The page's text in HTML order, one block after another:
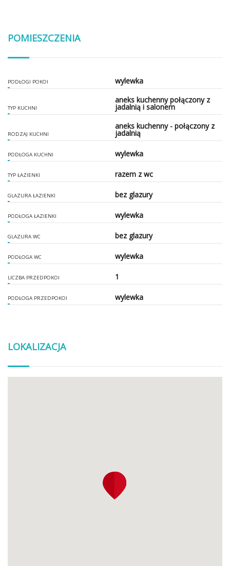
POMIESZCZENIA
PODŁOGI POKOI wylewka
TYP KUCHNI
aneks kuchenny połączony z
jadalnią i salonem
RODZAJ KUCHNI
aneks kuchenny - połączony z
jadalnią
PODŁOGA KUCHNI wylewka
TYP ŁAZIENKI razem z wc
GLAZURA ŁAZIENKI bez glazury
PODŁOGA ŁAZIENKI wylewka
GLAZURA WC bez glazury
PODŁOGA WC wylewka
LICZBA PRZEDPOKOI 1
PODŁOGA PRZEDPOKOI wylewka
LOKALIZACJA